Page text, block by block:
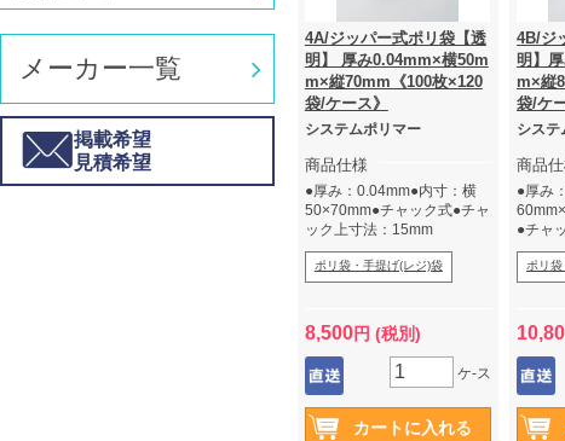
メーカー一覧
掲載希望
見積希望
4A/ジッパー式ポリ袋【透
明】 厚み0.04mm×横50m
m×縦70mm《100枚×120
袋/ケース》
システムポリマー
商品仕様
●厚み：0.04mm●内寸：横
50×70mm●チャック式●チャ
ック上寸法：15mm
ポリ袋・手提げ(レジ)袋
8,500円 (税別)
ケ-ス
4B/ジ
明】
m×縦
袋/ケ
システ
商品
●厚み
●チャ
ポリ